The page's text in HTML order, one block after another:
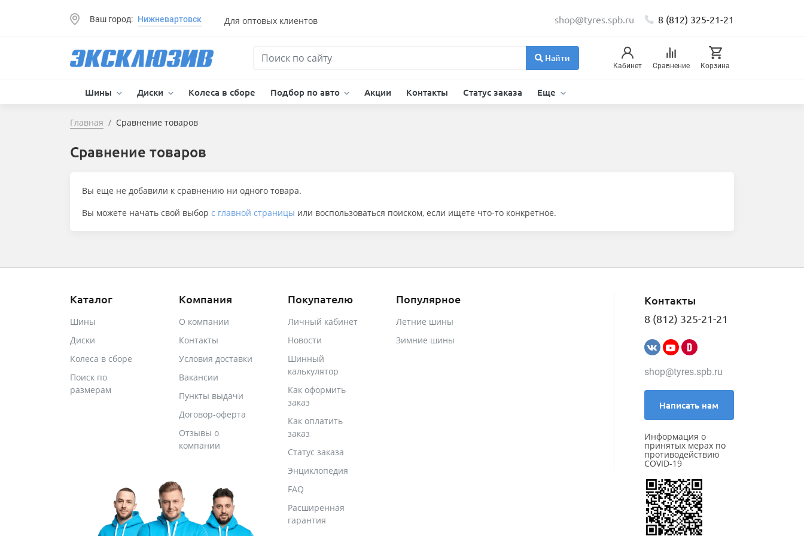
Ваш город: Нижневартовск Для оптовых клиентов shop@tyres.spb.ru 8 (812) 325-21-21
Найти
Кабинет Сравнение Корзина
Шины Диски Колеса в сборе Подбор по авто Акции Контакты Статус заказа Еще
Главная Сравнение товаров
Сравнение товаров
Вы еще не добавили к сравнению ни одного товара.
Вы можете начать свой выбор с главной страницы или воспользоваться поиском, если ищете что-то конкретное.
Каталог
Шины
Диски
Колеса в сборе
Поиск по
размерам
Компания
О компании
Контакты
Условия доставки
Вакансии
Пункты выдачи
Договор-оферта
Отзывы о
компании
Покупателю
Личный кабинет
Новости
Шинный
калькулятор
Как оформить
заказ
Как оплатить
заказ
Статус заказа
Энциклопедия
FAQ
Расширенная
гарантия
Популярное
Летние шины
Зимние шины
Контакты
8 (812) 325-21-21
shop@tyres.spb.ru
Написать нам
Информация о
принятых мерах по
противодействию
COVID-19